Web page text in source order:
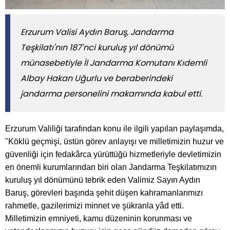
Erzurum Valisi Aydın Baruş, Jandarma
Teşkilatı'nın 187'nci kuruluş yıl dönümü
münasebetiyle İl Jandarma Komutanı Kıdemli
Albay Hakan Uğurlu ve beraberindeki
jandarma personelini makamında kabul etti.
Erzurum Valiliği tarafından konu ile ilgili yapılan paylaşımda,
"Köklü geçmişi, üstün görev anlayışı ve milletimizin huzur ve
güvenliği için fedakârca yürüttüğü hizmetleriyle devletimizin
en önemli kurumlarından biri olan Jandarma Teşkilatımızın
kuruluş yıl dönümünü tebrik eden Valimiz Sayın Aydın
Baruş, görevleri başında şehit düşen kahramanlarımızı
rahmetle, gazilerimizi minnet ve şükranla yâd etti.
Milletimizin emniyeti, kamu düzeninin korunması ve